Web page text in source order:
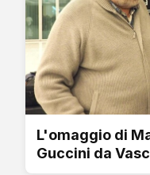
L'omaggio di
Guccini da